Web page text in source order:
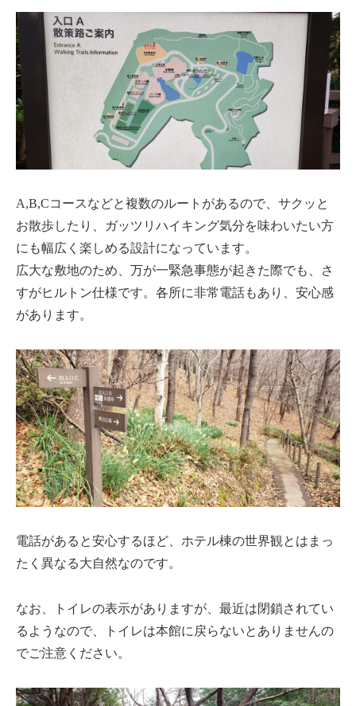
A,B,Cコースなどと複数のルートがあるので、サクッと
お散歩したり、ガッツリハイキング気分を味わいたい方
にも幅広く楽しめる設計になっています。
広大な敷地のため、万が一緊急事態が起きた際でも、さ
すがヒルトン仕様です。各所に非常電話もあり、安心感
があります。
電話があると安心するほど、ホテル棟の世界観とはまっ
たく異なる大自然なのです。
なお、トイレの表示がありますが、最近は閉鎖されてい
るようなので、トイレは本館に戻らないとありませんの
でご注意ください。